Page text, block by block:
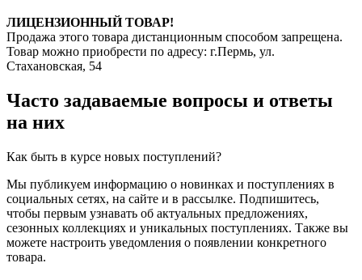
ЛИЦЕНЗИОННЫЙ ТОВАР!
Продажа этого товара дистанционным способом запрещена.
Товар можно приобрести по адресу: г.Пермь, ул.
Стахановская, 54
Часто задаваемые вопросы и ответы
на них
Как быть в курсе новых поступлений?
Мы публикуем информацию о новинках и поступлениях в
социальных сетях, на сайте и в рассылке. Подпишитесь,
чтобы первым узнавать об актуальных предложениях,
сезонных коллекциях и уникальных поступлениях. Также вы
можете настроить уведомления о появлении конкретного
товара.